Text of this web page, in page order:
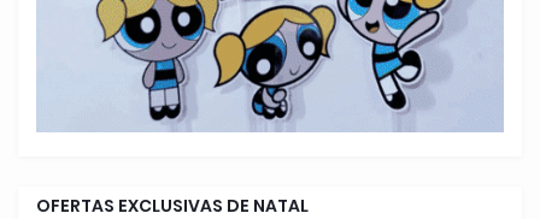
OFERTAS EXCLUSIVAS DE NATAL